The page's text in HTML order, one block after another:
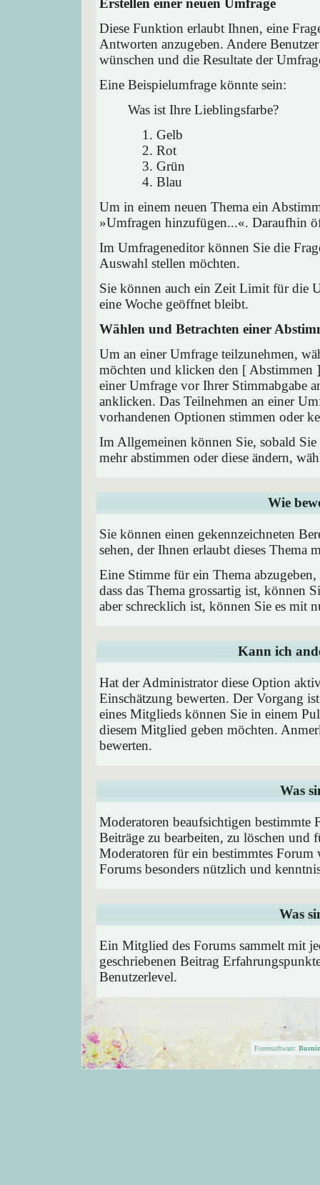
Erstellen einer neuen Umfrage
Diese Funktion erlaubt Ihnen, eine
Antworten anzugeben. Andere
wünschen und die Resultate der
Eine Beispielumfrage könnte sein:
Was ist Ihre Lieblingsfarbe?
Gelb
Rot
Grün
Blau
Um in einem neuen Thema ein
»Umfragen hinzufügen...«. Daraufhin
Im Umfrageneditor können Sie die
Auswahl stellen möchten.
Sie können auch ein Zeit Limit für die
eine Woche geöffnet bleibt.
Wählen und Betrachten einer
Um an einer Umfrage teilzunehmen,
möchten und klicken den [ Abstimmen
einer Umfrage vor Ihrer Stimmabgabe
anklicken. Das Teilnehmen an einer
vorhandenen Optionen stimmen oder
Im Allgemeinen können Sie, sobald
mehr abstimmen oder diese ändern,
Wie
Sie können einen gekennzeichneten
sehen, der Ihnen erlaubt dieses Thema
Eine Stimme für ein Thema
dass das Thema grossartig ist, können
aber schrecklich ist, können Sie es mit
Kann ich
Hat der Administrator diese Option
Einschätzung bewerten. Der Vorgang
eines Mitglieds können Sie in einem
diesem Mitglied geben möchten.
bewerten.
Was
Moderatoren beaufsichtigen
Beiträge zu bearbeiten, zu löschen und
Moderatoren für ein bestimmtes Forum
Forums besonders nützlich und
Was
Ein Mitglied des Forums sammelt mit
geschriebenen Beitrag
Benutzerlevel.
Forensoftware: